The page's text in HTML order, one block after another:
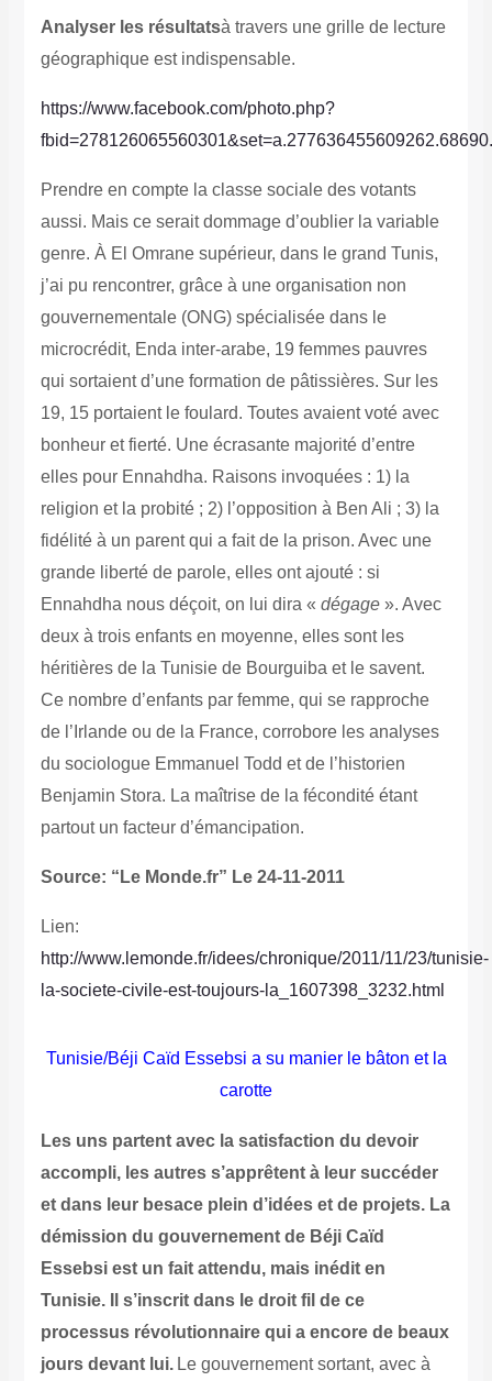
Analyser les résultatsà travers une grille de lecture
géographique est indispensable.
https://www.facebook.com/photo.php?
Prendre en compte la classe sociale des votants
aussi. Mais ce serait dommage d’oublier la variable
genre. À El Omrane supérieur, dans le grand Tunis,
j’ai pu rencontrer, grâce à une organisation non
gouvernementale (ONG) spécialisée dans le
microcrédit, Enda inter-arabe, 19 femmes pauvres
qui sortaient d’une formation de pâtissières. Sur les
19, 15 portaient le foulard. Toutes avaient voté avec
bonheur et fierté. Une écrasante majorité d’entre
elles pour Ennahdha. Raisons invoquées : 1) la
religion et la probité ; 2) l’opposition à Ben Ali ; 3) la
fidélité à un parent qui a fait de la prison. Avec une
grande liberté de parole, elles ont ajouté : si
Ennahdha nous déçoit, on lui dira « dégage». Avec
deux à trois enfants en moyenne, elles sont les
héritières de la Tunisie de Bourguiba et le savent.
Ce nombre d’enfants par femme, qui se rapproche
de l’Irlande ou de la France, corrobore les analyses
du sociologue Emmanuel Todd et de l’historien
Benjamin Stora. La maîtrise de la fécondité étant
partout un facteur d’émancipation.
Source: “Le Monde.fr” Le 24-11-2011
Lien:
http://www.lemonde.fr/idees/chronique/2011/11/23/tunisie-
la-societe-civile-est-toujours-la_1607398_3232.html
Tunisie/Béji Caïd Essebsi a su manier le bâton et la
carotte
Les uns partent avec la satisfaction du devoir
accompli, les autres s’apprêtent à leur succéder
et dans leur besace plein d’idées et de projets. La
démission du gouvernement de Béji Caïd
Essebsi est un fait attendu, mais inédit en
Tunisie. Il s’inscrit dans le droit fil de ce
processus révolutionnaire qui a encore de beaux
jours devant lui. Le gouvernement sortant, avec à